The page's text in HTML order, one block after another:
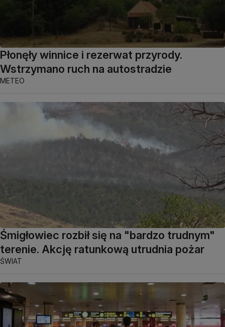
Płonęły winnice i rezerwat przyrody.
Wstrzymano ruch na autostradzie
METEO
Śmigłowiec rozbił się na "bardzo trudnym"
terenie. Akcję ratunkową utrudnia pożar
ŚWIAT